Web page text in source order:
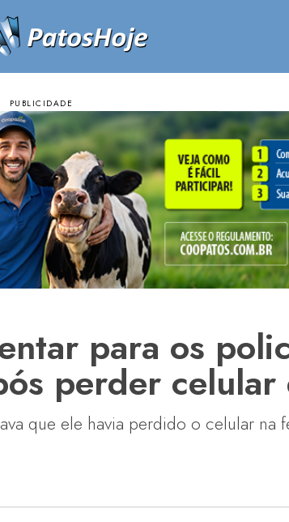
para os
perder celular
que ele havia perdido o celular na